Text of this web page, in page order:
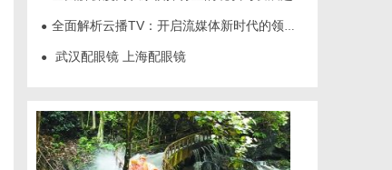
● 全面解析云播TV：开启流媒体新时代的领先平台
● 武汉配眼镜 上海配眼镜